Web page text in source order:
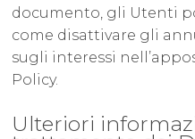
documento, gli Utenti
come disattivare gli
sugli interessi
Policy.
Ulteriori